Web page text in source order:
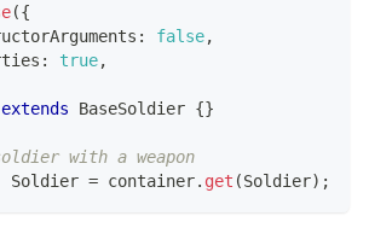
({
: false,
: true,
extends BaseSoldier {}
with a weapon
Soldier = container. get (Soldier) ;